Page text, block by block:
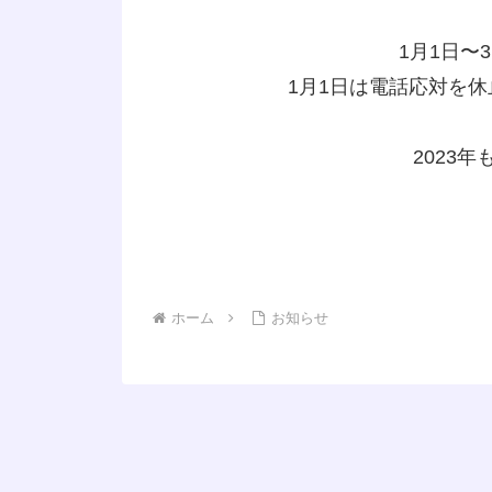
1月1日〜
1月1日は電話応対を
2023年
ホーム お知らせ